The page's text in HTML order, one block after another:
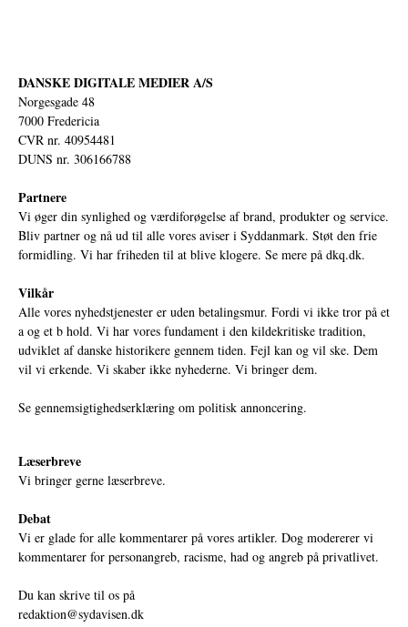
DANSKE DIGITALE MEDIER A/S
Norgesgade 48
7000 Fredericia
CVR nr. 40954481
DUNS nr. 306166788
Partnere
Vi øger din synlighed og værdiforøgelse af brand, produkter og service.
Bliv partner og nå ud til alle vores aviser i Syddanmark. Støt den frie
formidling. Vi har friheden til at blive klogere. Se mere på dkq.dk.
Vilkår
Alle vores nyhedstjenester er uden betalingsmur. Fordi vi ikke tror på et
a og et b hold. Vi har vores fundament i den kildekritiske tradition,
udviklet af danske historikere gennem tiden. Fejl kan og vil ske. Dem
vil vi erkende. Vi skaber ikke nyhederne. Vi bringer dem.
Se gennemsigtighedserklæring om politisk annoncering.
Læserbreve
Vi bringer gerne læserbreve.
Debat
Vi er glade for alle kommentarer på vores artikler. Dog modererer vi
kommentarer for personangreb, racisme, had og angreb på privatlivet.
Du kan skrive til os på
redaktion@sydavisen.dk